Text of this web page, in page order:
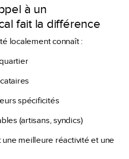
à un
fait la différence
localement connaît :
spécificités
(artisans, syndics)
meilleure réactivité et une